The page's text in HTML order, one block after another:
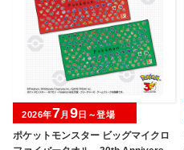
ポケットモンスター ビッグマイクロ
2026年7月 9 日～登場